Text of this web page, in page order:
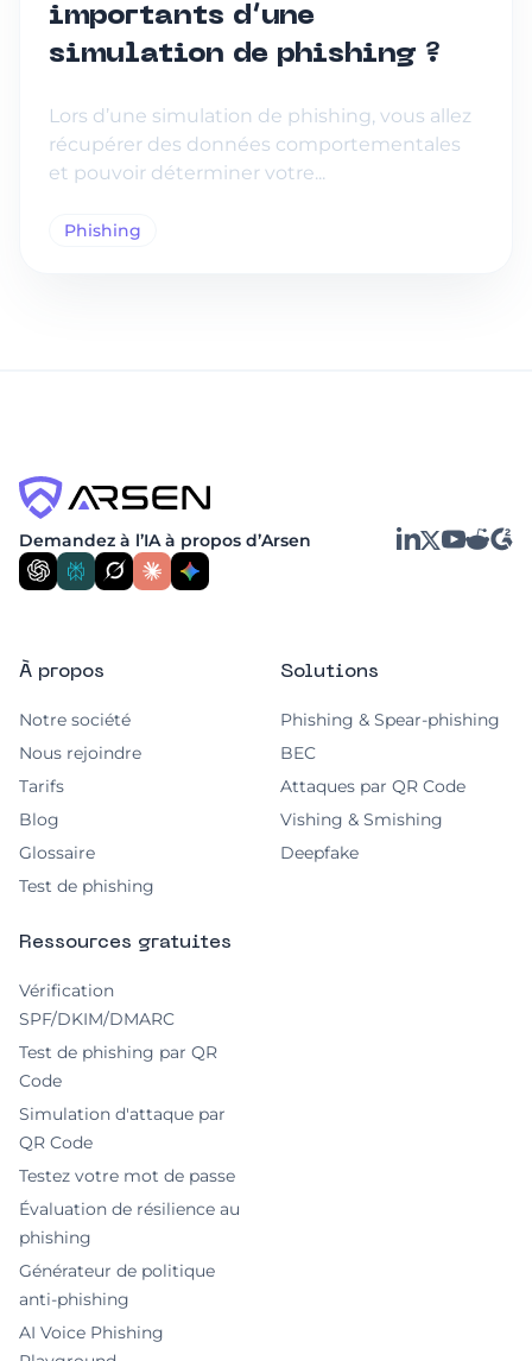
importants d’une
simulation de phishing ?
Lors d’une simulation de phishing, vous allez
récupérer des données comportementales
et pouvoir déterminer votre...
Phishing
Demandez à l’IA à propos d’Arsen LinkedIn
X YouTube
Reddit
G2
À propos
Notre société
Nous rejoindre
Tarifs
Blog
Glossaire
Test de phishing
Solutions
Phishing & Spear-phishing
BEC
Attaques par QR Code
Vishing & Smishing
Deepfake
Ressources gratuites
Vérification
SPF/DKIM/DMARC
Test de phishing par QR
Code
Simulation d'attaque par
QR Code
Testez votre mot de passe
Évaluation de résilience au
phishing
Générateur de politique
anti-phishing
AI Voice Phishing